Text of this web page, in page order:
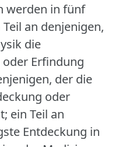
werden in fünf
an denjenigen,
die
Erfindung
der die
oder
ein Teil an
Entdeckung in